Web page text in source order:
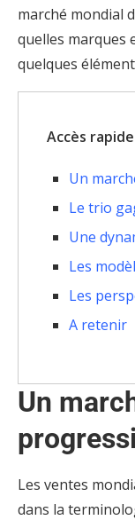
marché mondial
quelles marques
quelques
Accès rapide
Un
Le trio
Une
Les
Les
A retenir
Un
Les ventes
dans la